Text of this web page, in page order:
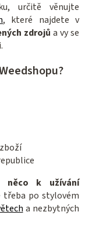
určitě věnujte
, které najdete v
zdrojů a vy se
něco k užívání
třeba po stylovém
a nezbytných